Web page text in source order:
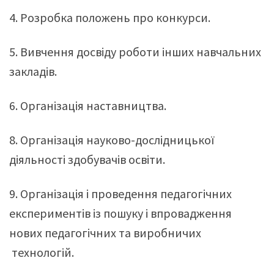
4. Розробка положень про конкурси.
5. Вивчення досвіду роботи інших навчальних
закладів.
6. Організація наставництва.
8. Організація науково-дослідницької
діяльності здобувачів освіти.
9. Організація і проведення педагогічних
експериментів із пошуку і впровадження
нових педагогічних та виробничих
технологій.